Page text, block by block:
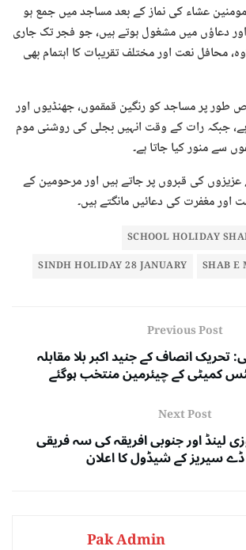
عشاء کی نماز کے بعد مساجد میں جمع ہو
دعاؤں میں مشغول ہوتے ہیں، جو فجر تک جاری
محافل نعت اور مختلف تقریبات کا اہتمام بھی
طور پر مساجد کو رنگین قمقموں، جھنڈیوں اور
ہے، جبکہ رات کے وقت انہیں بجلی کی روشنی موم
سے منور کیا جاتا ہے۔
کی قبروں پر جاتے ہیں اور مرحومین کے
اور مغفرت کی دعائیں مانگتے ہیں۔
SCHOOL HOLIDAY
SHAB E
SINDH HOLIDAY 28 JANUARY
Previous Post
انصاف کے جنید اکبر بلا مقابلہ
کمیٹی کے چیئرمین منتخب ہوگئے
Next Post
لینڈ اور جنوبی افریقہ کی سہ فریقی
سیریز کے شیڈول کا اعلان
Pak Admin